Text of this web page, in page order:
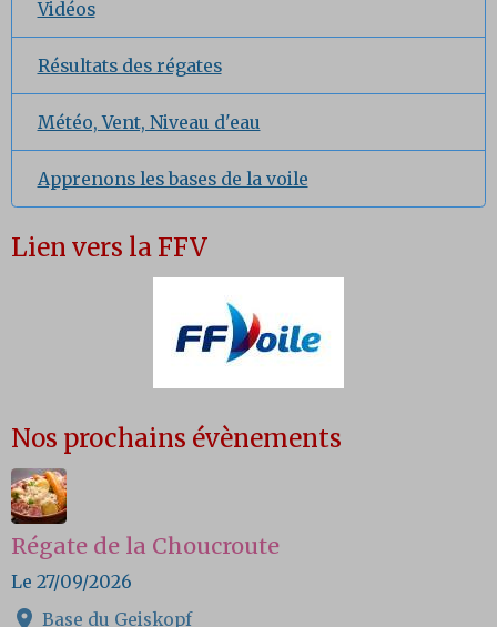
Vidéos
Résultats des régates
Météo, Vent, Niveau d'eau
Apprenons les bases de la voile
Lien vers la FFV
Nos prochains évènements
Régate de la Choucroute
Le 27/09/2026
Base du Geiskopf